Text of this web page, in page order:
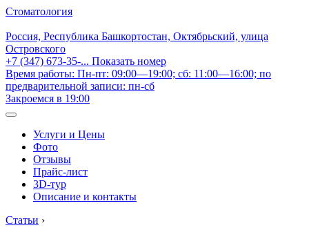
Стоматология
Россия, Республика Башкортостан, Октябрьский, улица
Островского
+7 (347) 673-35-... Показать номер
Время работы: Пн-пт: 09:00—19:00; сб: 11:00—16:00; по
предварительной записи: пн-сб
Закроемся в 19:00
Услуги и Цены
Фото
Отзывы
Прайс-лист
3D-тур
Описание и контакты
Статьи ›